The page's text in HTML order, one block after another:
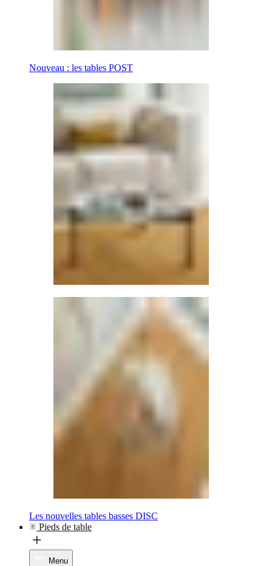
Nouveau : les tables POST
Les nouvelles tables basses DISC
Pieds de table
Menu